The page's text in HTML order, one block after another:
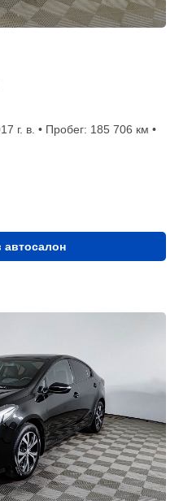
г. в. • Пробег: 185 706 км •
автосалон